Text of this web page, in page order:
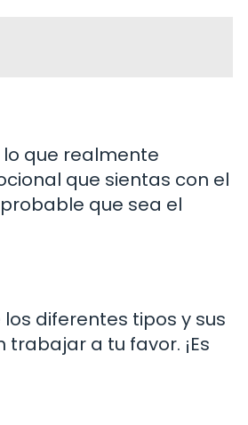
que realmente
que sientas con el
que sea el
diferentes tipos y sus
a tu favor. ¡Es